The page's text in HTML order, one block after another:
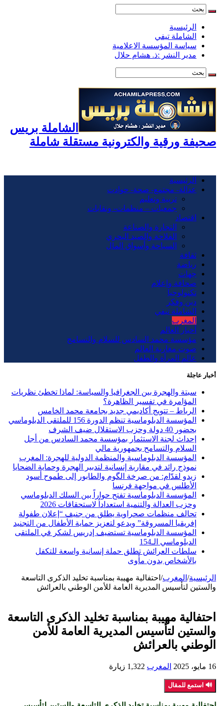
الرئيسية
الشاملة تيفي
سياسة المؤسسة الاعلامية
مدير النشر :ذ. هشام حلال
الشاملة بريس
صحيفة ورقية والكترونية مستقلة شاملة
الرئيسية
عدالة- مجتمع- صحة- حوادت
تربية وتعليم
جمعيات – منظمات- ونقابات
اقتصاد
التجارة والصناعة
الفلاحة والصيد البحري
السياحة وأسواق المال
ثقافة
رياضة
جهات
صحافة وإعلام
تكنولوجيا
دين وفكر
الشاملة تيفي
المغرب
أخبار العالم
مؤسسة محمد السادس للسلام والتسامح
صوت مغاربة العالم
عالم المرأة والطفل
أخبار عاجلة
سبتة والهجرة بين الجغرافيا والسياسة: لماذا تخطئ نظريات
المؤامرة في تفسير الظاهرة؟
الرباط – تتويج أكاديمي جديد بجامعة محمد الخامس
المؤسسة الدبلوماسية تنظم الدورة 156 للملتقى الدبلوماسي
بحضور 40 دولة وحزب الاستقلال ضيف الشرف
إحداث لجنة الاستثمار بمؤسسة محمد السادس من أجل
السلام والتسامح بجمهورية مالي
المؤسسة الدبلوماسية والمنظمة الدولية للهجرة: المغرب
نموذج رائد في مقاربة إنسانية لتدبير الهجرة وحماية الضحايا
زيدو لقدّام: من صرخة الگوم والطابور إلى طموح أسود
الأطلس في مواجهة فرنسا
المؤسسة الدبلوماسية تفتح حواراً بين السلك الدبلوماسي
وحزب العدالة والتنمية استعداداً لاستحقاقات 2026
تحالف منظمات صحراوية يطلق من جنيف “إعلان طفولة
إفريقيا المسروقة” ويدعو لتعزيز حماية الأطفال من التجنيد
المؤسسة الدبلوماسية تستضيف إدريس لشكر في الملتقى
الدبلوماسي الـ154
سلطات العرائش تطلق حملة إنسانية واسعة للتكفل
بالأشخاص بدون مأوى
الرئيسية/ المغرب/ احتفالية مهيبة بمناسبة تخليد الذكرى التاسعة
والستين لتأسيس المديرية العامة للأمن الوطني بالعرائش
احتفالية مهيبة بمناسبة تخليد الذكرى التاسعة
والستين لتأسيس المديرية العامة للأمن
الوطني بالعرائش
16 مايو، 2025 المغرب 1,322 زيارة
🔊 استمع للمقال